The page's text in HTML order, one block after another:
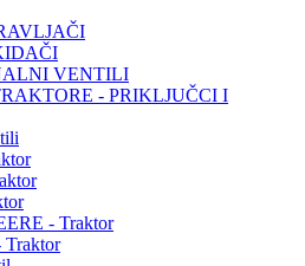
VENTILI
- PRIKLJUČCI I
- Traktor